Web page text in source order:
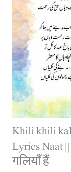
Khili khili
Lyrics Naat
गलियाँ हैं